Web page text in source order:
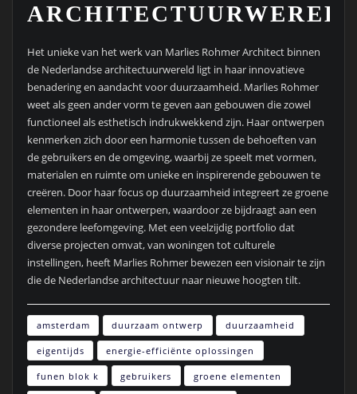
Het unieke van het werk van Marlies Rohmer Architect binnen
de Nederlandse architectuurwereld ligt in haar innovatieve
benadering en aandacht voor duurzaamheid. Marlies Rohmer
weet als geen ander vorm te geven aan gebouwen die zowel
functioneel als esthetisch indrukwekkend zijn. Haar ontwerpen
kenmerken zich door een harmonie tussen de behoeften van
de gebruikers en de omgeving, waarbij ze speelt met vormen,
materialen en ruimte om unieke en inspirerende gebouwen te
creëren. Door haar focus op duurzaamheid integreert ze groene
elementen in haar ontwerpen, waardoor ze bijdraagt aan een
gezondere leefomgeving. Met een veelzijdig portfolio dat
diverse projecten omvat, van woningen tot culturele
instellingen, heeft Marlies Rohmer bewezen een visionair te zijn
die de Nederlandse architectuur naar nieuwe hoogten tilt.
amsterdam duurzaam ontwerp duurzaamheid
eigentijds energie-efficiënte oplossingen
funen blok k gebruikers groene elementen